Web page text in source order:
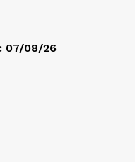
07/08/26